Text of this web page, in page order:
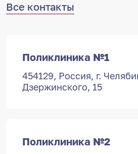
Все контакты
Поликлиника №1
454129, Россия, г.
Дзержинского, 15
Поликлиника №2